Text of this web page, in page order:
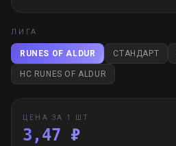
ЛИГА
RUNES OF ALDUR СТАНДАРТ
HC RUNES OF ALDUR
ЦЕНА ЗА 1 ШТ
3,47 ₽